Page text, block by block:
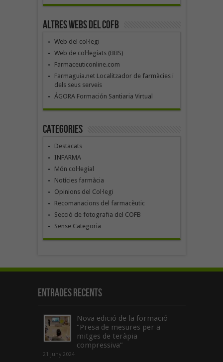
Altres webs del COFB
Web del col·legi
Web de col·legiats (BBS)
Farmaceuticonline.com
Farmaguia.net Localitzador de farmàcies i
dels seus serveis
ÁGORA Formación Santiaria Virtual
Categories
Destacats
INFARMA
Món col·legial
Notícies farmàcia
Opinions del Col·legi
Recomanacions del farmacèutic
Secció de fotografia del COFB
Sense Categoria
Entrades recents
Nova edició de la formació
“Presa de mesures per a
mitges de teràpia
compressiva”
21 juny 2024